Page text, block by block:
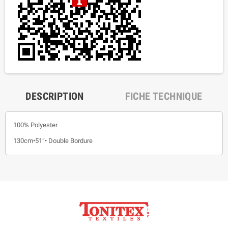
DESCRIPTION FICHE TECHNIQUE
100% Polyester
130cm•51”• Double Bordure